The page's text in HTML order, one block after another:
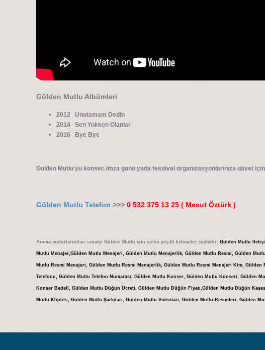
Gülden Mutlu Albümleri
2012 Unutamam Dedin
2014 Sen Yokken Olanlar
2016 Bye Bye
Gülden Mutlu'yu konser, imza günü yada festiival organizasyonlarınıza davet
Gülden Mutlu Telefon >>> 0 532 375 13 25 ( Mesut Öztürk )
Arama motorlarından sanatçı Gülden Mutlu için gelen çeşitli kelimeler şöyledir: Gülden Mutlu
Mutlu Menajer,Gülden Mutlu Menajeri, Gülden Mutlu Menajerlik, Gülden Mutlu Resmi, Gülden
Mutlu Resmi Menajeri, Gülden Mutlu Resmi Menajerlik, Gülden Mutlu Resmi Menajeri Kim,
Telefonu, Gülden Mutlu Telefon Numarası, Gülden Mutlu Konser, Gülden Mutlu Konseri, Gülden
Konser Bedeli, Gülden Mutlu Düğün Ücreti, Gülden Mutlu Düğün Fiyatı,Gülden Mutlu Düğün
Mutlu Klipleri, Gülden Mutlu Şarkıları, Gülden Mutlu Videoları, Gülden Mutlu Resimleri, Gülden